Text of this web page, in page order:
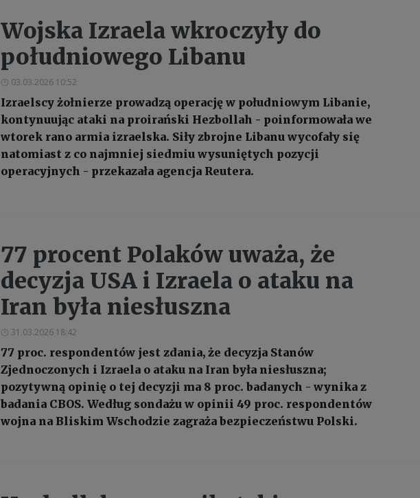
Wojska Izraela wkroczyły do
południowego Libanu
03.03.2026 10:52
Izraelscy żołnierze prowadzą operację w południowym Libanie,
kontynuując ataki na proirański Hezbollah - poinformowała we
wtorek rano armia izraelska. Siły zbrojne Libanu wycofały się
natomiast z co najmniej siedmiu wysuniętych pozycji
operacyjnych - przekazała agencja Reutera.
77 procent Polaków uważa, że
decyzja USA i Izraela o ataku na
Iran była niesłuszna
31.03.2026 18:42
77 proc. respondentów jest zdania, że decyzja Stanów
Zjednoczonych i Izraela o ataku na Iran była niesłuszna;
pozytywną opinię o tej decyzji ma 8 proc. badanych - wynika z
badania CBOS. Według sondażu w opinii 49 proc. respondentów
wojna na Bliskim Wschodzie zagraża bezpieczeństwu Polski.